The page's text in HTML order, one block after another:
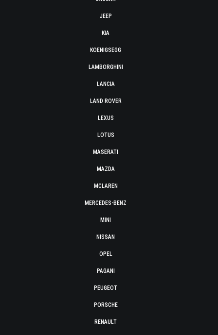
JEEP
KIA
KOENIGSEGG
LAMBORGHINI
LANCIA
LAND ROVER
LEXUS
LOTUS
MASERATI
MAZDA
MCLAREN
MERCEDES-BENZ
MINI
NISSAN
OPEL
PAGANI
PEUGEOT
PORSCHE
RENAULT